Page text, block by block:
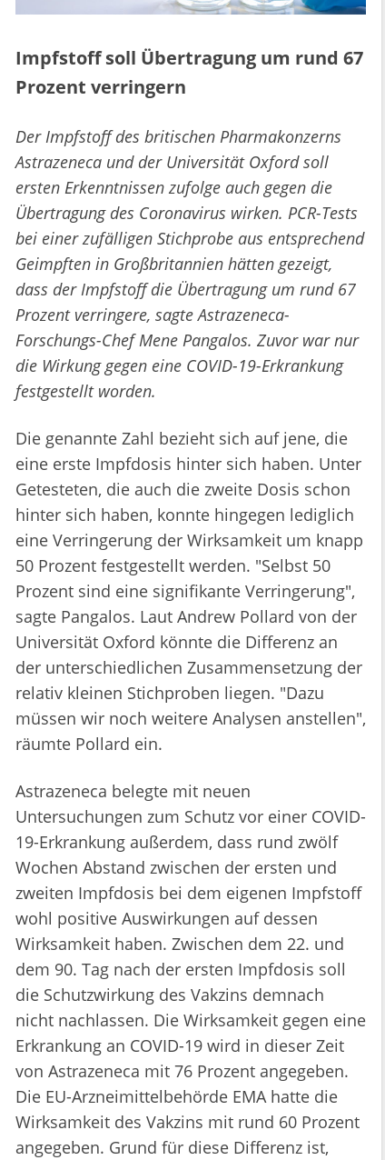
Impfstoff soll Übertragung um rund 67
Prozent verringern
Der Impfstoff des britischen Pharmakonzerns
Astrazeneca und der Universität Oxford soll
ersten Erkenntnissen zufolge auch gegen die
Übertragung des Coronavirus wirken. PCR-Tests
bei einer zufälligen Stichprobe aus entsprechend
Geimpften in Großbritannien hätten gezeigt,
dass der Impfstoff die Übertragung um rund 67
Prozent verringere, sagte Astrazeneca-
Forschungs-Chef Mene Pangalos. Zuvor war nur
die Wirkung gegen eine COVID-19-Erkrankung
festgestellt worden.
Die genannte Zahl bezieht sich auf jene, die
eine erste Impfdosis hinter sich haben. Unter
Getesteten, die auch die zweite Dosis schon
hinter sich haben, konnte hingegen lediglich
eine Verringerung der Wirksamkeit um knapp
50 Prozent festgestellt werden. "Selbst 50
Prozent sind eine signifikante Verringerung",
sagte Pangalos. Laut Andrew Pollard von der
Universität Oxford könnte die Differenz an
der unterschiedlichen Zusammensetzung der
relativ kleinen Stichproben liegen. "Dazu
müssen wir noch weitere Analysen anstellen",
räumte Pollard ein.
Astrazeneca belegte mit neuen
Untersuchungen zum Schutz vor einer COVID-
19-Erkrankung außerdem, dass rund zwölf
Wochen Abstand zwischen der ersten und
zweiten Impfdosis bei dem eigenen Impfstoff
wohl positive Auswirkungen auf dessen
Wirksamkeit haben. Zwischen dem 22. und
dem 90. Tag nach der ersten Impfdosis soll
die Schutzwirkung des Vakzins demnach
nicht nachlassen. Die Wirksamkeit gegen eine
Erkrankung an COVID-19 wird in dieser Zeit
von Astrazeneca mit 76 Prozent angegeben.
Die EU-Arzneimittelbehörde EMA hatte die
Wirksamkeit des Vakzins mit rund 60 Prozent
angegeben. Grund für diese Differenz ist,